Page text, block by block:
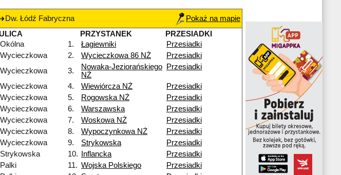
Dw. Łódź Fabryczna
Pokaż na mapie
ULICA
PRZYSTANEK
PRZESIADKI
Okólna
1. Łagiewniki
Przesiadki
Wycieczkowa
2. Wycieczkowa 86 NŻ
Przesiadki
Wycieczkowa
3.
Nowaka-Jeziorańskiego
NŻ
Przesiadki
Wycieczkowa 4. Wiewiórcza NŻ
Przesiadki
Wycieczkowa
5. Rogowska NŻ
Przesiadki
Wycieczkowa
6. Warszawska
Przesiadki
Wycieczkowa
7. Woskowa NŻ
Przesiadki
Wycieczkowa
8. Wypoczynkowa NŻ
Przesiadki
Wycieczkowa
9. Strykowska
Przesiadki
Strykowska
10. Inflancka
Przesiadki
Palki
11. Wojska Polskiego
Przesiadki